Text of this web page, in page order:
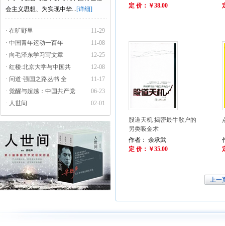
会主义思想、为实现中华...[详细]
11-29
· 在旷野里
11-08
· 中国青年运动一百年
12-25
· 向毛泽东学习写文章
12-08
· 红楼:北京大学与中国共
11-17
· 问道·强国之路丛书 全
06-23
· 觉醒与超越：中国共产党
02-01
· 人世间
定 价：￥38.00
股道天机 揭密最牛散户的
另类吸金术
作者： 余承武
定 价：￥35.00
上一